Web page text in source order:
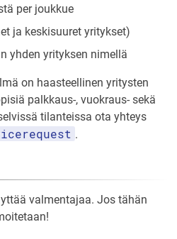
per joukkue
ja keskisuuret yritykset)
yhden yrityksen nimellä
on haasteellinen yritysten
palkkaus-, vuokraus- sekä
tilanteissa ota yhteys
.
valmentajaa. Jos tähän